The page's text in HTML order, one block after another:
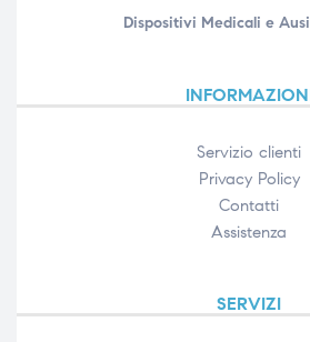
Dispositivi Medicali e
Servizio clienti
Privacy Policy
Contatti
Assistenza
SERVIZI